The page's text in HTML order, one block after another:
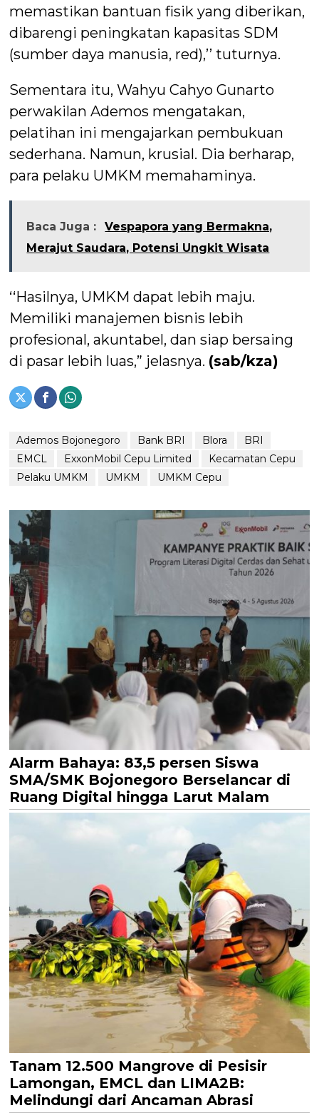
memastikan bantuan fisik yang diberikan,
dibarengi peningkatan kapasitas SDM
(sumber daya manusia, red),’’ tuturnya.
Sementara itu, Wahyu Cahyo Gunarto
perwakilan Ademos mengatakan,
pelatihan ini mengajarkan pembukuan
sederhana. Namun, krusial. Dia berharap,
para pelaku UMKM memahaminya.
Baca Juga :
Vespapora yang Bermakna,
Merajut Saudara, Potensi Ungkit Wisata
‘‘Hasilnya, UMKM dapat lebih maju.
Memiliki manajemen bisnis lebih
profesional, akuntabel, dan siap bersaing
di pasar lebih luas,” jelasnya. (sab/kza)
Ademos Bojonegoro Bank BRI Blora
BRI
EMCL
ExxonMobil Cepu Limited
Kecamatan Cepu
Pelaku UMKM
UMKM UMKM Cepu
Alarm Bahaya: 83,5 persen Siswa
SMA/SMK Bojonegoro Berselancar di
Ruang Digital hingga Larut Malam
Tanam 12.500 Mangrove di Pesisir
Lamongan, EMCL dan LIMA2B:
Melindungi dari Ancaman Abrasi